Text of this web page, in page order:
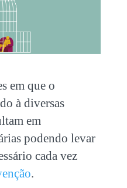
em que o
à diversas
em
podendo levar
cada vez
.